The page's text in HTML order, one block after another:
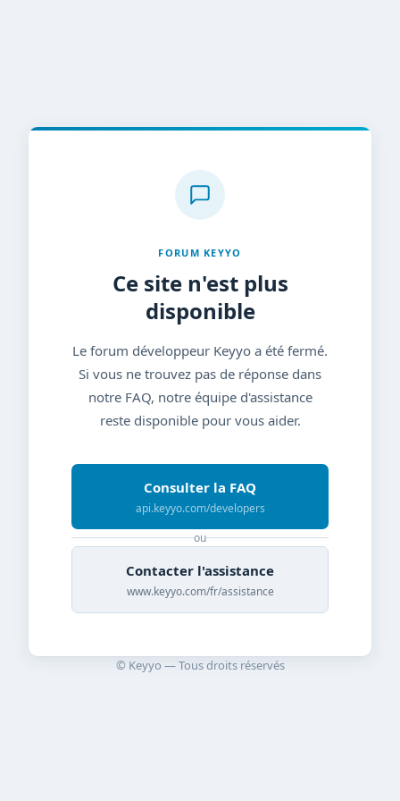
FORUM KEYYO
Ce site n'est plus
disponible
Le forum développeur Keyyo a été fermé.
Si vous ne trouvez pas de réponse dans
notre FAQ, notre équipe d'assistance
reste disponible pour vous aider.
Consulter la FAQ
api.keyyo.com/developers
ou
Contacter l'assistance
www.keyyo.com/fr/assistance
© Keyyo — Tous droits réservés